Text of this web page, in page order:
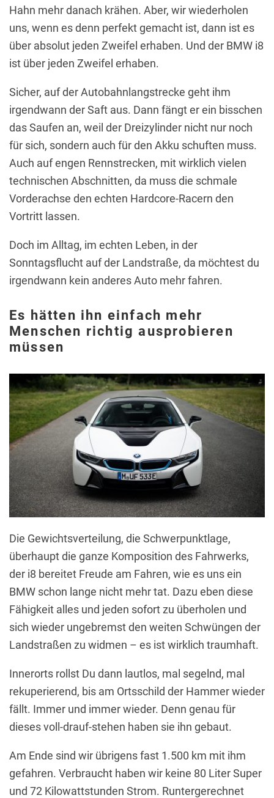
Hahn mehr danach krähen. Aber, wir wiederholen
uns, wenn es denn perfekt gemacht ist, dann ist es
über absolut jeden Zweifel erhaben. Und der BMW i8
ist über jeden Zweifel erhaben.
Sicher, auf der Autobahnlangstrecke geht ihm
irgendwann der Saft aus. Dann fängt er ein bisschen
das Saufen an, weil der Dreizylinder nicht nur noch
für sich, sondern auch für den Akku schuften muss.
Auch auf engen Rennstrecken, mit wirklich vielen
technischen Abschnitten, da muss die schmale
Vorderachse den echten Hardcore-Racern den
Vortritt lassen.
Doch im Alltag, im echten Leben, in der
Sonntagsflucht auf der Landstraße, da möchtest du
irgendwann kein anderes Auto mehr fahren.
Es hätten ihn einfach mehr
Menschen richtig ausprobieren
müssen
Die Gewichtsverteilung, die Schwerpunktlage,
überhaupt die ganze Komposition des Fahrwerks,
der i8 bereitet Freude am Fahren, wie es uns ein
BMW schon lange nicht mehr tat. Dazu eben diese
Fähigkeit alles und jeden sofort zu überholen und
sich wieder ungebremst den weiten Schwüngen der
Landstraßen zu widmen – es ist wirklich traumhaft.
Innerorts rollst Du dann lautlos, mal segelnd, mal
rekuperierend, bis am Ortsschild der Hammer wieder
fällt. Immer und immer wieder. Denn genau für
dieses voll-drauf-stehen haben sie ihn gebaut.
Am Ende sind wir übrigens fast 1.500 km mit ihm
gefahren. Verbraucht haben wir keine 80 Liter Super
und 72 Kilowattstunden Strom. Runtergerechnet